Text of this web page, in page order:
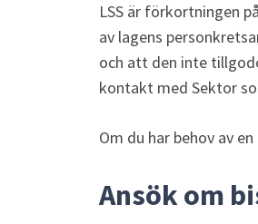
LSS är förkortningen
av lagens
och att den inte
kontakt med Sektor
Om du har behov av
Ansök om